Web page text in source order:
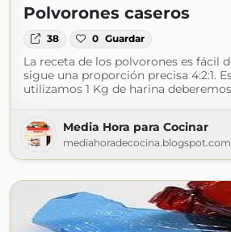
Polvorones caseros
38 0 Guardar
La receta de los polvorones es fácil
sigue una proporción precisa 4:2:1.
utilizamos 1 Kg de harina
Media Hora para Cocinar
mediahoradecocina.blogspot.com